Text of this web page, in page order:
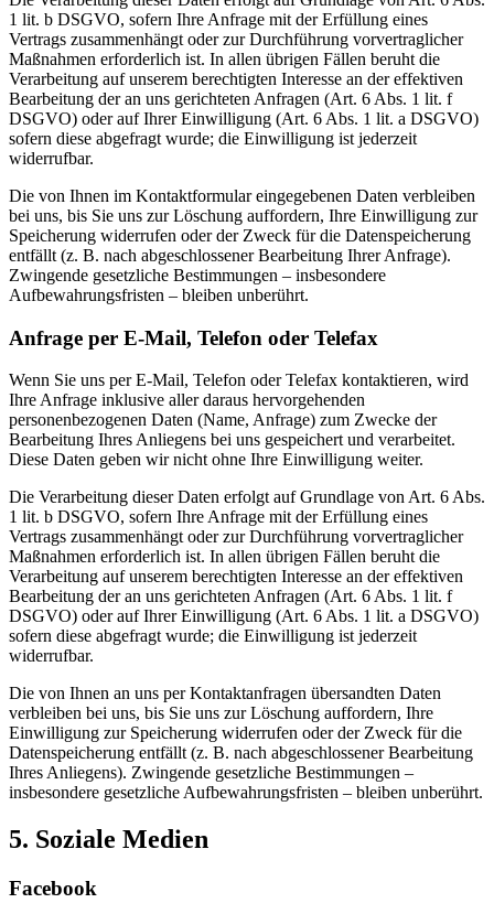
1 lit. b DSGVO, sofern Ihre Anfrage mit der Erfüllung eines
Vertrags zusammenhängt oder zur Durchführung vorvertraglicher
Maßnahmen erforderlich ist. In allen übrigen Fällen beruht die
Verarbeitung auf unserem berechtigten Interesse an der effektiven
Bearbeitung der an uns gerichteten Anfragen (Art. 6 Abs. 1 lit. f
DSGVO) oder auf Ihrer Einwilligung (Art. 6 Abs. 1 lit. a DSGVO)
sofern diese abgefragt wurde; die Einwilligung ist jederzeit
widerrufbar.
Die von Ihnen im Kontaktformular eingegebenen Daten verbleiben
bei uns, bis Sie uns zur Löschung auffordern, Ihre Einwilligung zur
Speicherung widerrufen oder der Zweck für die Datenspeicherung
entfällt (z. B. nach abgeschlossener Bearbeitung Ihrer Anfrage).
Zwingende gesetzliche Bestimmungen – insbesondere
Aufbewahrungsfristen – bleiben unberührt.
Anfrage per E-Mail, Telefon oder Telefax
Wenn Sie uns per E-Mail, Telefon oder Telefax kontaktieren, wird
Ihre Anfrage inklusive aller daraus hervorgehenden
personenbezogenen Daten (Name, Anfrage) zum Zwecke der
Bearbeitung Ihres Anliegens bei uns gespeichert und verarbeitet.
Diese Daten geben wir nicht ohne Ihre Einwilligung weiter.
Die Verarbeitung dieser Daten erfolgt auf Grundlage von Art. 6 Abs.
1 lit. b DSGVO, sofern Ihre Anfrage mit der Erfüllung eines
Vertrags zusammenhängt oder zur Durchführung vorvertraglicher
Maßnahmen erforderlich ist. In allen übrigen Fällen beruht die
Verarbeitung auf unserem berechtigten Interesse an der effektiven
Bearbeitung der an uns gerichteten Anfragen (Art. 6 Abs. 1 lit. f
DSGVO) oder auf Ihrer Einwilligung (Art. 6 Abs. 1 lit. a DSGVO)
sofern diese abgefragt wurde; die Einwilligung ist jederzeit
widerrufbar.
Die von Ihnen an uns per Kontaktanfragen übersandten Daten
verbleiben bei uns, bis Sie uns zur Löschung auffordern, Ihre
Einwilligung zur Speicherung widerrufen oder der Zweck für die
Datenspeicherung entfällt (z. B. nach abgeschlossener Bearbeitung
Ihres Anliegens). Zwingende gesetzliche Bestimmungen –
insbesondere gesetzliche Aufbewahrungsfristen – bleiben unberührt.
5. Soziale Medien
Facebook